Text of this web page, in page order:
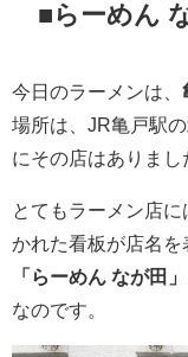
■らーめん
今日のラーメンは、
場所は、JR亀戸駅
にその店はありまし
とてもラーメン店
かれた看板が店名を
「らーめん なが田」
なのです。